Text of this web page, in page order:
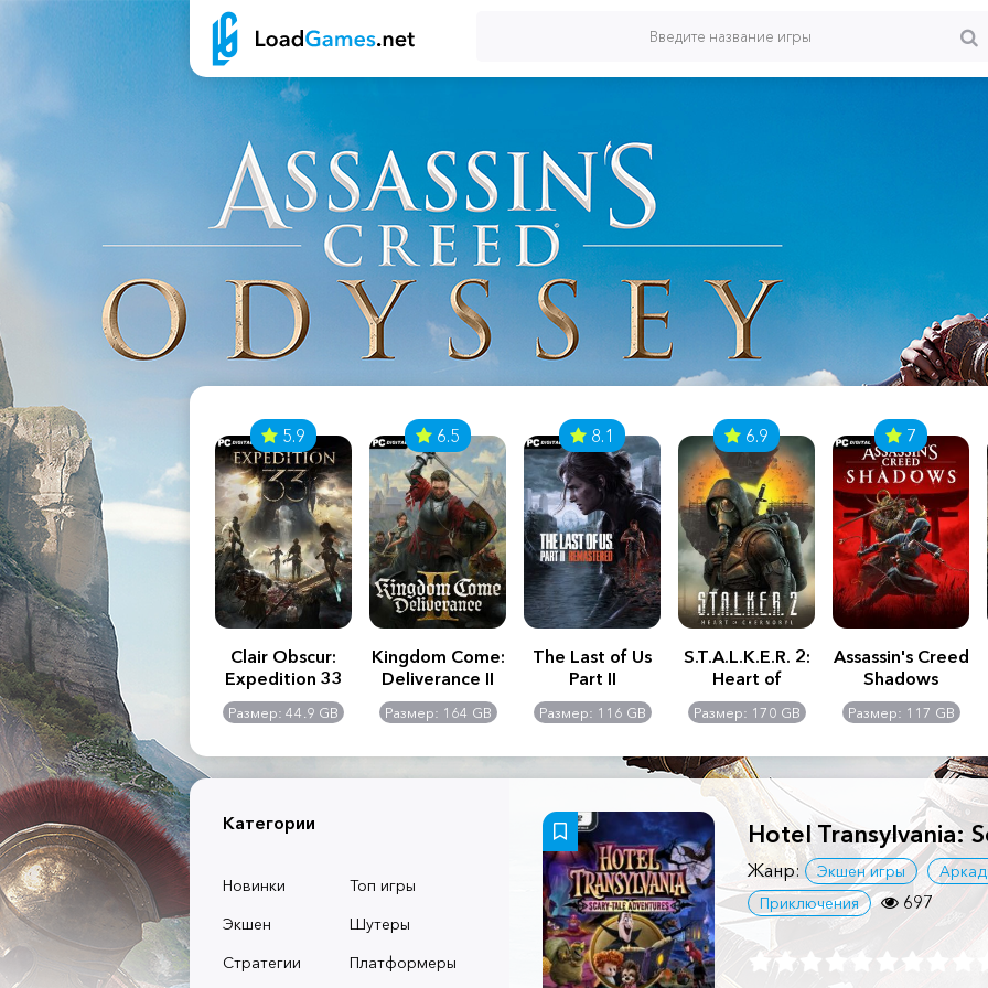
2:
-
GB
Assassin's Creed
Shadows
Размер: 117 GB
5.9
Clair Obscur:
Expedition 33
Размер: 44.9 GB
6.5
Kingdom Come:
Deliverance II
Размер: 164 GB
8.1
The Last of Us
Part II
Remastered
Размер: 116 GB
6.9
S.T.A.L.K.E.R. 2:
Heart of
Chernobyl -
Ultimate Edition
Размер: 170 GB
7
Assassin's Creed
Shadows
Размер: 117 GB
Категории
Новинки
Топ игры
Экшен
Шутеры
Стратегии
Платформеры
Hotel Transylvania:
Жанр: Экшен игры
Приключения
697